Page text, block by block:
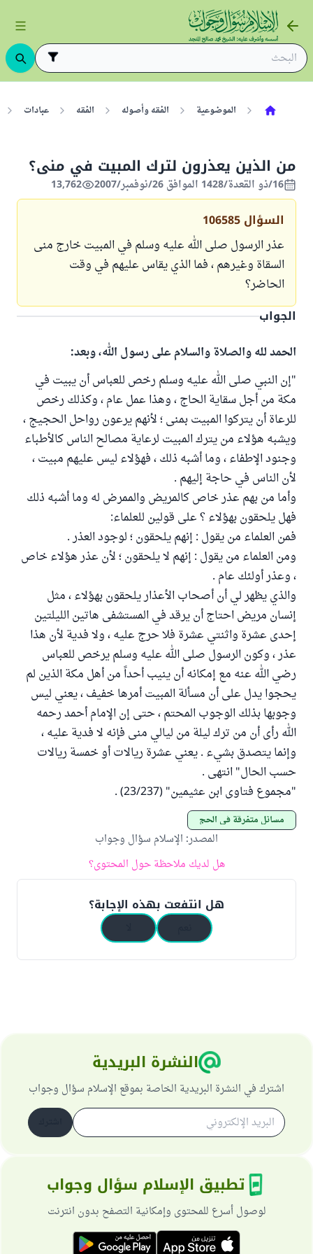
الموضوعية الفقه وأصوله الفقه عبادات
من الذين يعذرون لترك المبيت في منى؟
16/ذو القعدة/1428 الموافق 26/نوفمبر/2007 13,762
السؤال 106585
عذر الرسول صلى الله عليه وسلم في المبيت خارج منى
السقاة وغيرهم ، فما الذي يقاس عليهم في وقت
الحاضر؟
الجواب
الحمد لله والصلاة والسلام على رسول الله، وبعد:
"إن النبي صلى الله عليه وسلم رخص للعباس أن يبيت في
مكة من أجل سقاية الحاج ، وهذا عمل عام ، وكذلك رخص
للرعاة أن يتركوا المبيت بمنى ؛ لأنهم يرعون رواحل الحجيج ،
ويشبه هؤلاء من يترك المبيت لرعاية مصالح الناس كالأطباء
وجنود الإطفاء ، وما أشبه ذلك ، فهؤلاء ليس عليهم مبيت ،
لأن الناس في حاجة إليهم .
وأما من بهم عذر خاص كالمريض والممرض له وما أشبه ذلك
فهل يلحقون بهؤلاء ؟ على قولين للعلماء:
فمن العلماء من يقول : إنهم يلحقون ؛ لوجود العذر .
ومن العلماء من يقول : إنهم لا يلحقون ؛ لأن عذر هؤلاء خاص
، وعذر أولئك عام .
والذي يظهر لي أن أصحاب الأعذار يلحقون بهؤلاء ، مثل
إنسان مريض احتاج أن يرقد في المستشفى هاتين الليلتين
إحدى عشرة واثنتي عشرة فلا حرج عليه ، ولا فدية لأن هذا
عذر ، وكون الرسول صلى الله عليه وسلم يرخص للعباس
رضي الله عنه مع إمكانه أن ينيب أحداً من أهل مكة الذين لم
يحجوا يدل على أن مسألة المبيت أمرها خفيف ، يعني ليس
وجوبها بذلك الوجوب المحتم ، حتى إن الإمام أحمد رحمه
الله رأى أن من ترك ليلة من ليالي منى فإنه لا فدية عليه ،
وإنما يتصدق بشيء . يعني عشرة ريالات أو خمسة ريالات
حسب الحال" انتهى .
"مجموع فتاوى ابن عثيمين" (23/237) .
مسائل متفرقة في الحج
المصدر: الإسلام سؤال وجواب
هل لديك ملاحظة حول المحتوى؟
هل انتفعت بهذه الإجابة؟
النشرة البريدية
اشترك في النشرة البريدية الخاصة بموقع الإسلام سؤال وجواب
تطبيق الإسلام سؤال وجواب
لوصول أسرع للمحتوى وإمكانية التصفح بدون انترنت